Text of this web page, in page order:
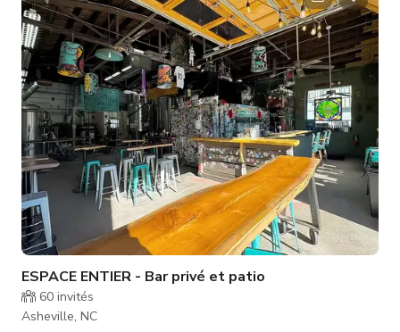
$/heure L'ESPACE INCLUT : • Toit pour protection contre les
intempéries • Entièrement clôturé pour plus d'intimité • Plusie
ESPACE ENTIER - Bar privé et patio
60 invités
Asheville, NC